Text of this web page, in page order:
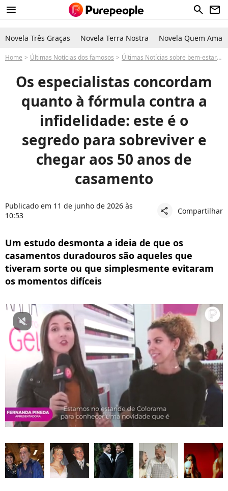
menu search newsletter
Novela Três Graças Novela Terra Nostra Novela Quem Ama
Home Últimas Notícias dos famosos Últimas Notícias sobre bem-estar-
Os especialistas concordam
quanto à fórmula contra a
infidelidade: este é o
segredo para sobreviver e
chegar aos 50 anos de
casamento
Publicado em 11 de junho de 2026 às
10:53
share Compartilhar
Um estudo desmonta a ideia de que os
casamentos duradouros são aqueles que
tiveram sorte ou que simplesmente evitaram
os momentos difíceis